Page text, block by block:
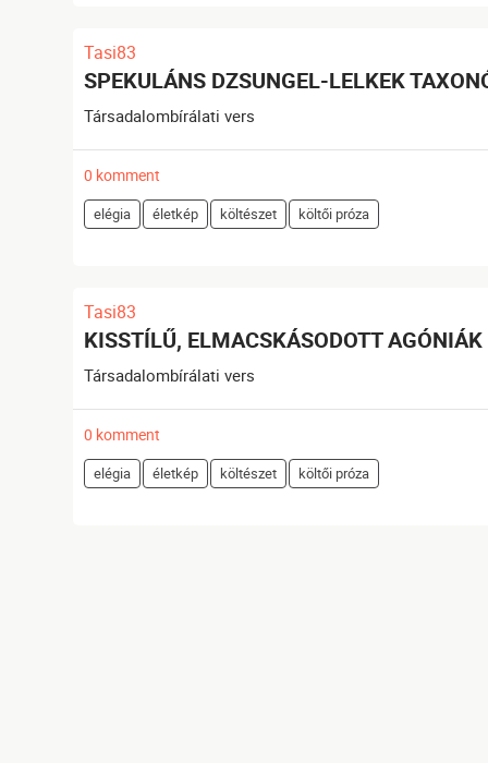
Tasi83
SPEKULÁNS DZSUNGEL-LELKEK
Társadalombírálati vers
0 komment
elégia életkép költészet költői próza
Tasi83
KISSTÍLŰ, ELMACSKÁSODOTT AGÓNIÁK
Társadalombírálati vers
0 komment
elégia életkép költészet költői próza